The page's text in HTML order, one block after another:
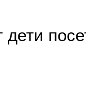
дети